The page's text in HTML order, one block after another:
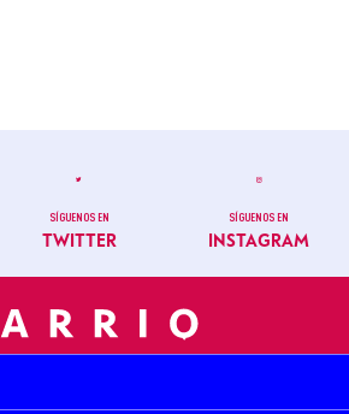
SÍGUENOS EN
TWITTER
SÍGUENOS EN
INSTAGRAM